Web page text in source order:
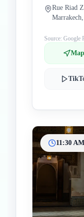
Rue Riad
Source: Google
11:30 AM